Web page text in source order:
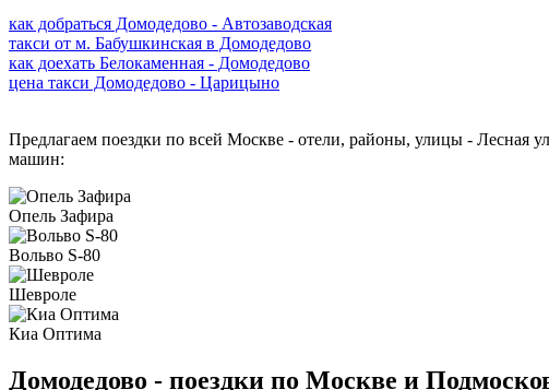
как добраться Домодедово - Автозаводская
такси от м. Бабушкинская в Домодедово
как доехать Белокаменная - Домодедово
цена такси Домодедово - Царицыно
Предлагаем поездки по всей Москве - отели, районы, улицы - Лесная
машин:
Опель Зафира
Вольво S-80
Шевроле
Киа Оптима
Домодедово - поездки по Москве и